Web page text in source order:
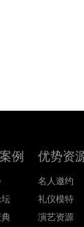
例 优势资
名人邀约
礼仪模特
演艺资源